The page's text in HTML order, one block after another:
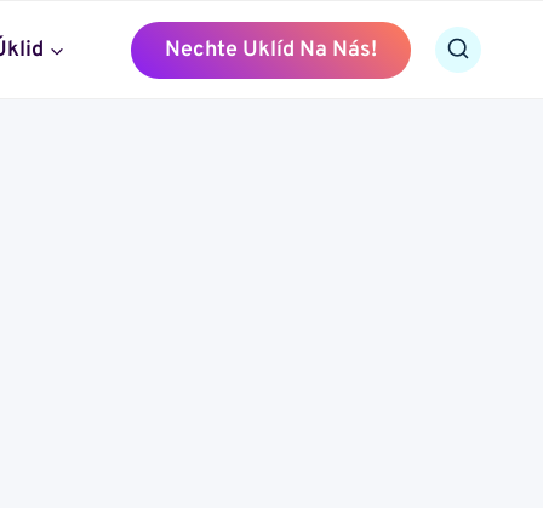
Nechte Uklíd Na Nás!